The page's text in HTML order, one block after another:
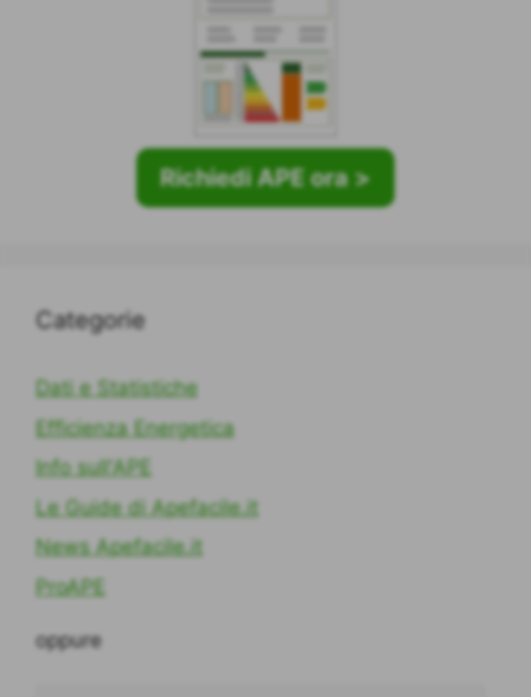
Richiedi APE ora >
Categorie
Dati e Statistiche
Efficienza Energetica
Info sull'APE
Le Guide di Apefacile.it
News Apefacile.it
ProAPE
oppure